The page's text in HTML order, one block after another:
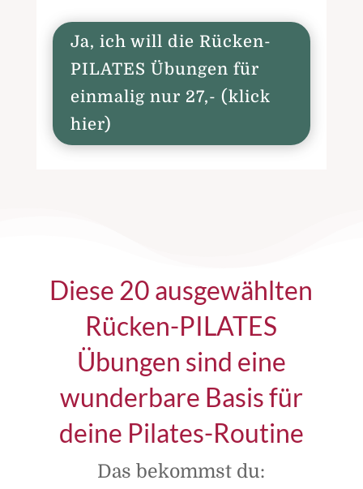
Ja, ich will die Rücken-
PILATES Übungen für
einmalig nur 27,- (klick
hier)
Diese 20 ausgewählten
Rücken-PILATES
Übungen sind eine
wunderbare Basis für
deine Pilates-Routine
Das bekommst du: